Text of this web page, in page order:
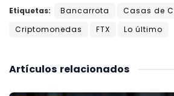
Etiquetas: Bancarrota
Casas de
Criptomonedas
FTX Lo último
relacionados
Artículos